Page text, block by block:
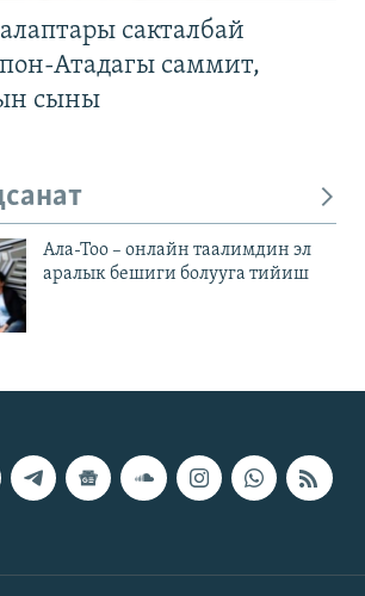
сакталбай
Атадагы саммит,
сыны
Ала-Тоо – онлайн таалимдин эл
аралык бешиги болууга тийиш